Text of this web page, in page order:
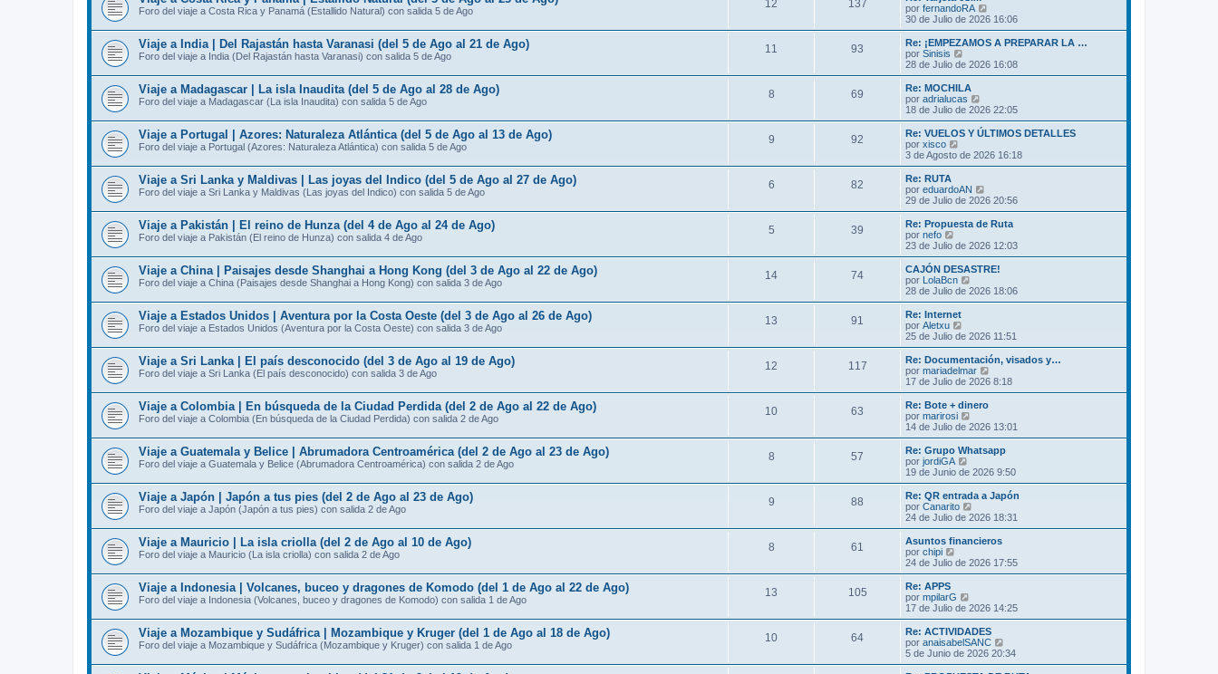
a
j
e
o
m
e
s
j
e
l
t
m
o
m
e
a
j
e
Foro del viaje a Costa Rica y Panamá (Estallido Natural) con salida 5 de Ago
12 137
por fernandoRA
e
r
ú
t
m
e
s
j
e
30 de Julio de 2026 16:06
Viaje a India | Del Rajastán hasta Varanasi (del 5 de Ago al 21 de Ago)
Foro del viaje a India (Del Rajastán hasta Varanasi) con salida 5 de Ago
11 93
Re: ¡EMPEZAMOS A PREPARAR LA …
por Sinisis
e
r
ú
l
t
m
o
m
e
a
j
e
28 de Julio de 2026 16:08
Viaje a Madagascar | La isla Inaudita (del 5 de Ago al 28 de Ago)
Foro del viaje a Madagascar (La isla Inaudita) con salida 5 de Ago
8 69
Re: MOCHILA
por adrialucas
e
r
ú
t
o
m
e
s
j
e
18 de Julio de 2026 22:05
Viaje a Portugal | Azores: Naturaleza Atlántica (del 5 de Ago al 13 de Ago)
Foro del viaje a Portugal (Azores: Naturaleza Atlántica) con salida 5 de Ago
9 92
Re: VUELOS Y ÚLTIMOS DETALLES
por xisco
e
r
l
t
m
o
m
e
s
a
j
e
3 de Agosto de 2026 16:18
Viaje a Sri Lanka y Maldivas | Las joyas del Indico (del 5 de Ago al 27 de Ago)
Foro del viaje a Sri Lanka y Maldivas (Las joyas del Indico) con salida 5 de Ago
6 82
Re: RUTA
por eduardoAN
e
r
ú
t
m
o
m
e
j
e
29 de Julio de 2026 20:56
Viaje a Pakistán | El reino de Hunza (del 4 de Ago al 24 de Ago)
Foro del viaje a Pakistán (El reino de Hunza) con salida 4 de Ago
5 39
Re: Propuesta de Ruta
por nefo
e
r
ú
l
t
m
o
m
e
s
a
j
e
23 de Julio de 2026 12:03
Viaje a China | Paisajes desde Shanghai a Hong Kong (del 3 de Ago al 22 de Ago)
Foro del viaje a China (Paisajes desde Shanghai a Hong Kong) con salida 3 de Ago
14 74
CAJÓN DESASTRE!
por LolaBcn
e
r
t
m
o
m
e
s
j
e
28 de Julio de 2026 18:06
Viaje a Estados Unidos | Aventura por la Costa Oeste (del 3 de Ago al 26 de Ago)
Foro del viaje a Estados Unidos (Aventura por la Costa Oeste) con salida 3 de Ago
13 91
Re: Internet
por Aletxu
e
r
ú
l
t
m
o
m
e
s
a
j
e
25 de Julio de 2026 11:51
Viaje a Sri Lanka | El país desconocido (del 3 de Ago al 19 de Ago)
Foro del viaje a Sri Lanka (El país desconocido) con salida 3 de Ago
12 117
Re: Documentación, visados y…
por mariadelmar
e
r
t
o
m
e
s
j
e
17 de Julio de 2026 8:18
Viaje a Colombia | En búsqueda de la Ciudad Perdida (del 2 de Ago al 22 de Ago)
Foro del viaje a Colombia (En búsqueda de la Ciudad Perdida) con salida 2 de Ago
10 63
Re: Bote + dinero
por marirosi
e
r
ú
t
m
o
m
e
s
j
e
14 de Julio de 2026 13:01
Viaje a Guatemala y Belice | Abrumadora Centroamérica (del 2 de Ago al 23 de Ago)
Foro del viaje a Guatemala y Belice (Abrumadora Centroamérica) con salida 2 de Ago
8 57
Re: Grupo Whatsapp
por jordiGA
e
r
ú
l
t
o
m
e
a
j
e
19 de Junio de 2026 9:50
Viaje a Japón | Japón a tus pies (del 2 de Ago al 23 de Ago)
Foro del viaje a Japón (Japón a tus pies) con salida 2 de Ago
9 88
Re: QR entrada a Japón
por Canarito
e
r
ú
t
m
e
s
a
j
e
24 de Julio de 2026 18:31
Viaje a Mauricio | La isla criolla (del 2 de Ago al 10 de Ago)
Foro del viaje a Mauricio (La isla criolla) con salida 2 de Ago
8 61
Asuntos financieros
por chipi
e
r
l
t
m
o
m
e
24 de Julio de 2026 17:55
Viaje a Indonesia | Volcanes, buceo y dragones de Komodo (del 1 de Ago al 22 de Ago)
Foro del viaje a Indonesia (Volcanes, buceo y dragones de Komodo) con salida 1 de Ago
13 105
Re: APPS
por mpilarG
e
r
ú
l
t
17 de Julio de 2026 14:25
Viaje a Mozambique y Sudáfrica | Mozambique y Kruger (del 1 de Ago al 18 de Ago)
Foro del viaje a Mozambique y Sudáfrica (Mozambique y Kruger) con salida 1 de Ago
10 64
Re: ACTIVIDADES
por anaisabelSANC
e
r
5 de Junio de 2026 20:34